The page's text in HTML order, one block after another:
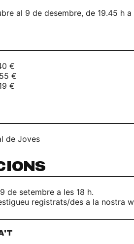
al 9 de desembre, de 19.45 h
€
€
€
de Joves
de setembre a les 18 h.
registrats/des a la nostra